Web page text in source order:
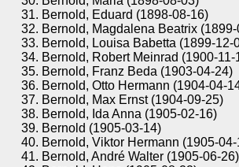
Bernold, Eduard (1898-08-16)
Bernold, Magdalena Beatrix
Bernold, Louisa Babetta (1899-12-
Bernold, Robert Meinrad (1900-11-
Bernold, Franz Beda (1903-04-24)
Bernold, Otto Hermann (1904-04-
Bernold, Max Ernst (1904-09-25)
Bernold, Ida Anna (1905-02-16)
Bernold (1905-03-14)
Bernold, Viktor Hermann (1905-
Bernold, André Walter (1905-06-26)